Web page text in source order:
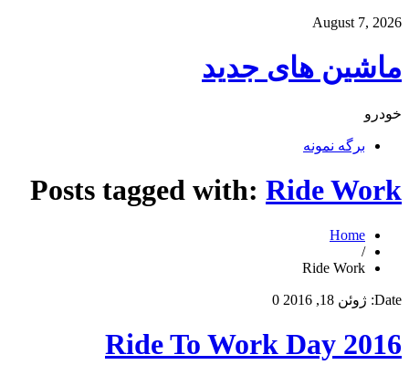
August 7, 2026
ماشین های جدید
خودرو
برگه نمونه
Posts tagged with: Ride Work
Home
/
Ride Work
Date: ژوئن 18, 2016 0
Ride To Work Day 2016